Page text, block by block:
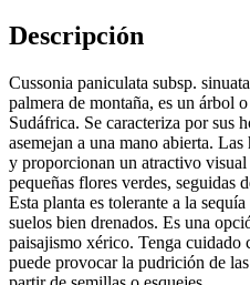
Descripción
Cussonia paniculata subsp.
palmera de montaña, es un árbol
Sudáfrica. Se caracteriza por sus
asemejan a una mano abierta.
y proporcionan un atractivo
pequeñas flores verdes, seguidas
Esta planta es tolerante a la
suelos bien drenados. Es una
paisajismo xérico. Tenga cuidado
puede provocar la pudrición de